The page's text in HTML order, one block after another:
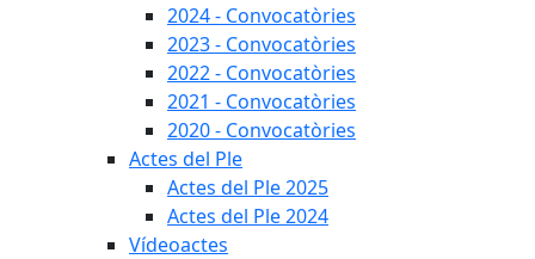
2024 - Convocatòries
2023 - Convocatòries
2022 - Convocatòries
2021 - Convocatòries
2020 - Convocatòries
Actes del Ple
Actes del Ple 2025
Actes del Ple 2024
Vídeoactes